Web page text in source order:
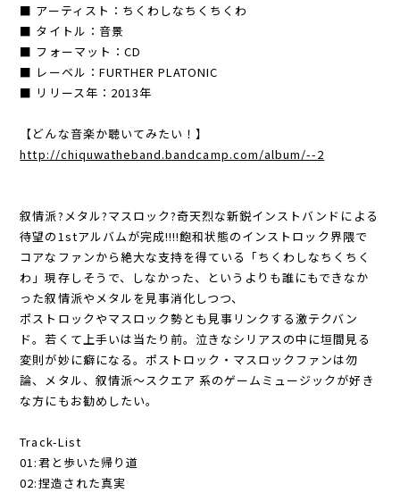
■ アーティスト：ちくわしなちくちくわ
■ タイトル：音景
■ フォーマット：CD
■ レーベル：FURTHER PLATONIC
■ リリース年：2013年
【どんな音楽か聴いてみたい！】
http://chiquwatheband.bandcamp.com/album/--2
叙情派?メタル?マスロック?奇天烈な新鋭インストバンドによる
待望の1stアルバムが完成!!!!飽和状態のインストロック界隈で
コアなファンから絶大な支持を得ている「ちくわしなちくちく
わ」現存しそうで、しなかった、というよりも誰にもできなか
った叙情派やメタルを見事消化しつつ、
ポストロックやマスロック勢とも見事リンクする激テクバン
ド。若くて上手いは当たり前。泣きなシリアスの中に垣間見る
変則が妙に癖になる。ポストロック・マスロックファンは勿
論、メタル、叙情派～スクエア 系のゲームミュージックが好き
な方にもお勧めしたい。
Track-List
01:君と歩いた帰り道
02:捏造された真実